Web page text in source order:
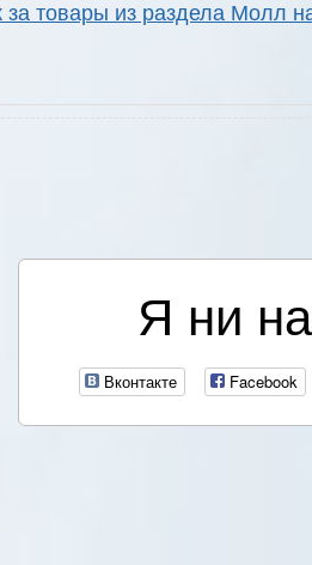
за товары из раздела Молл
Я ни
Вконтакте Facebook